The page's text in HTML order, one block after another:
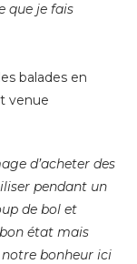
que je fais
balades en
venue
d’acheter des
pendant un
de bol et
état mais
bonheur ici